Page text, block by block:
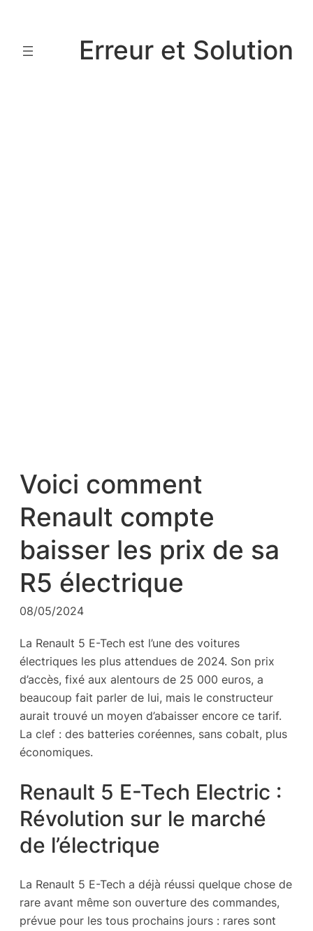
contenu
Erreur et Solution
Voici comment
Renault compte
baisser les prix de sa
R5 électrique
08/05/2024
La Renault 5 E-Tech est l’une des voitures
électriques les plus attendues de 2024. Son prix
d’accès, fixé aux alentours de 25 000 euros, a
beaucoup fait parler de lui, mais le constructeur
aurait trouvé un moyen d’abaisser encore ce tarif.
La clef : des batteries coréennes, sans cobalt, plus
économiques.
Renault 5 E-Tech Electric :
Révolution sur le marché
de l’électrique
La Renault 5 E-Tech a déjà réussi quelque chose de
rare avant même son ouverture des commandes,
prévue pour les tous prochains jours : rares sont